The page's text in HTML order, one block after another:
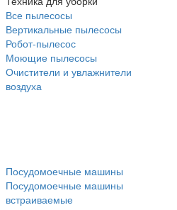
Все пылесосы
Вертикальные пылесосы
Робот-пылесос
Моющие пылесосы
Очистители и увлажнители
воздуха
Посудомоечные машины
Посудомоечные машины
встраиваемые